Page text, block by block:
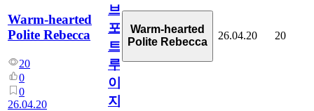
Warm-hearted
Polite Rebecca
20
0
0
26.04.20
브
포
트
루
이
지
Warm-hearted
Polite Rebecca
26.04.20 20